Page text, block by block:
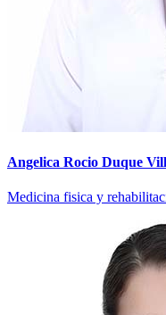
Angelica Rocio Duque
Medicina fisica y